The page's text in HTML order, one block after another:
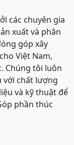
các chuyên gia
xuất và phân
góp xây
Việt Nam,
Chúng tôi luôn
với chất lượng
và kỹ thuật để
phần thúc